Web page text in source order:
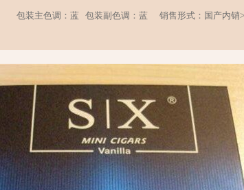
包装主色调：蓝 包装副色调：蓝 销售形式：国产内销>